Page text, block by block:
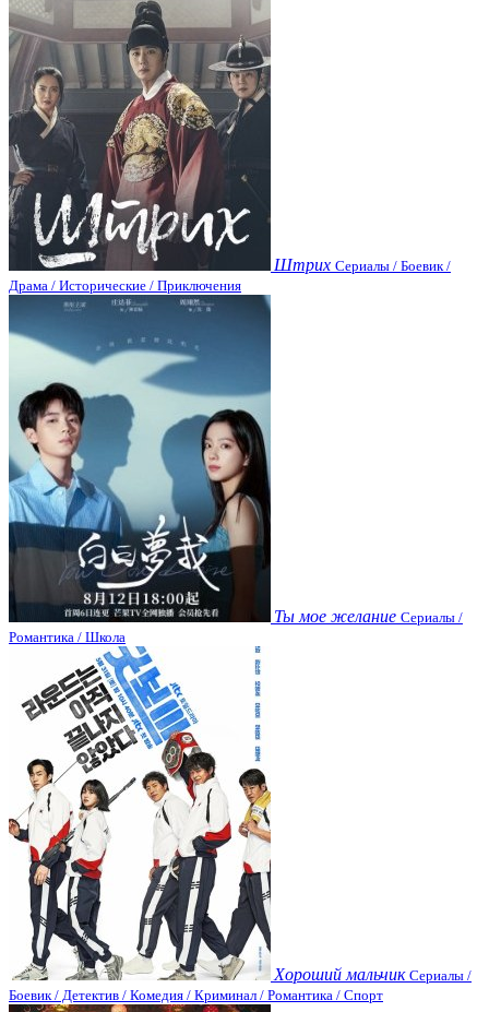
Штрих Сериалы / Боевик /
Драма / Исторические / Приключения
Ты мое желание Сериалы /
Романтика / Школа
Хороший мальчик Сериалы /
Боевик / Детектив / Комедия / Криминал / Романтика / Спорт